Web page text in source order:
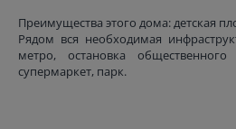
Преимущества этого дома: детская
Рядом вся необходимая
метро, остановка
супермаркет, парк.